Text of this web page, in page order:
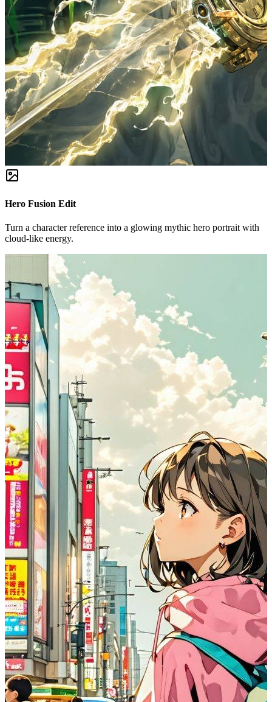
Hero Fusion Edit
Turn a character reference into a glowing mythic hero portrait with
cloud-like energy.